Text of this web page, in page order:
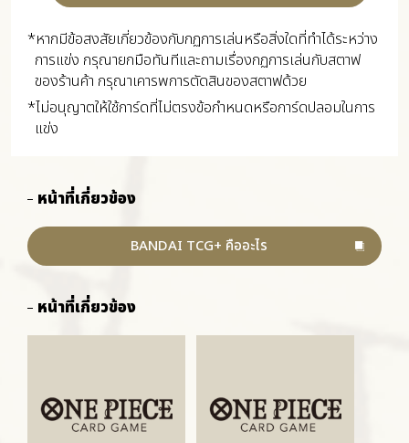
*หากมีข้อสงสัยเกี่ยวข้องกับกฏการเล่นหรือสิ่งใดที่ทำได้ระหว่าง
การแข่ง กรุณายกมือทันทีและถามเรื่องกฏการเล่นกับสตาฟ
ของร้านค้า กรุณาเคารพการตัดสินของสตาฟด้วย
*ไม่อนุญาตให้ใช้การ์ดที่ไม่ตรงข้อกำหนดหรือการ์ดปลอมในการ
แข่ง
หน้าที่เกี่ยวข้อง
BANDAI TCG+ คืออะไร
หน้าที่เกี่ยวข้อง